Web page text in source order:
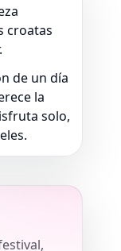
croatas
de un día
la
solo,